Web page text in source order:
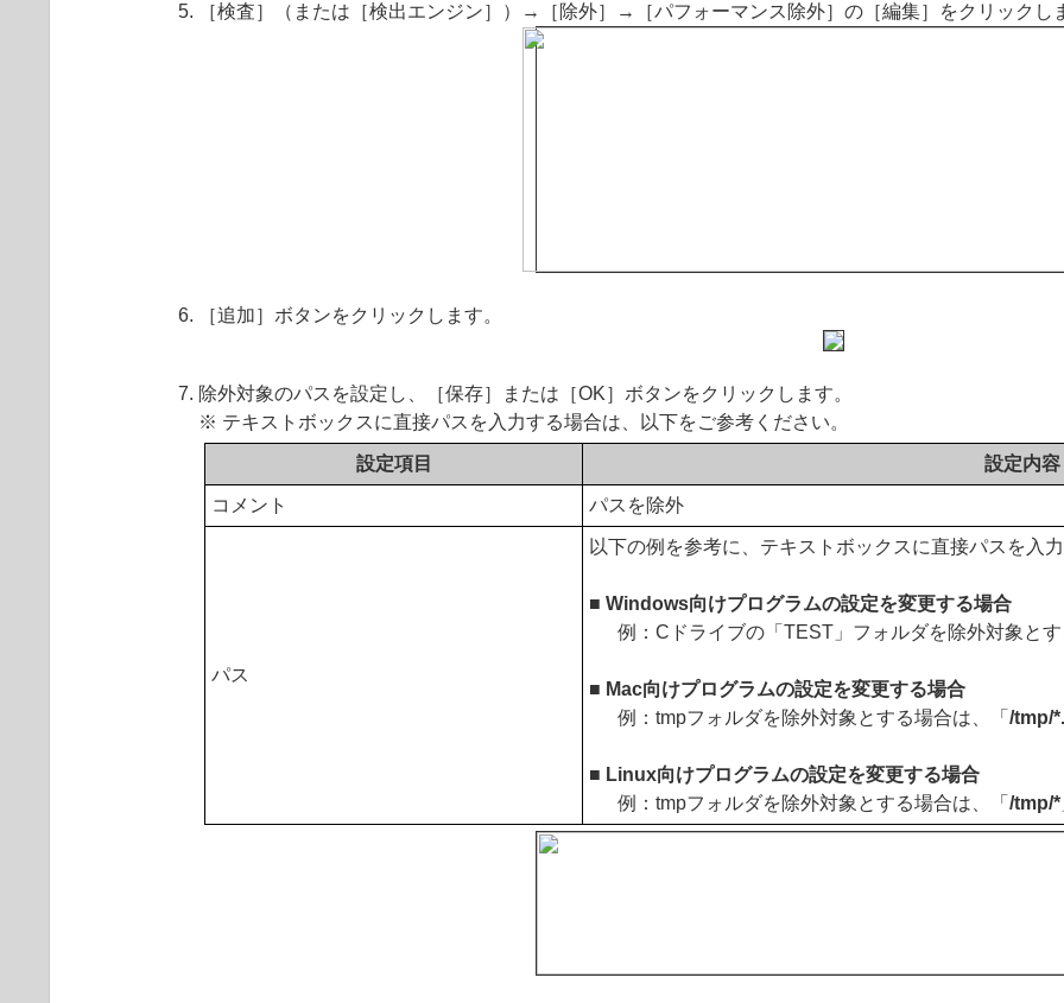
［検査］（または［検出エンジン］）→［除外］→［パフォーマンス除外］の［編集］をクリックし
［追加］ボタンをクリックします。
除外対象のパスを設定し、［保存］または［OK］ボタンをクリックします。
※ テキストボックスに直接パスを入力する場合は、以下をご参考ください。
設定項目 設定内容
コメント パスを除外
パス
以下の例を参考に、テキストボックスに直接パスを入力
■ Windows向けプログラムの設定を変更する場合
例：Cドライブの「TEST」フォルダを除外対象と
■ Mac向けプログラムの設定を変更する場合
例：tmpフォルダを除外対象とする場合は、「 /tmp/
■ Linux向けプログラムの設定を変更する場合
例：tmpフォルダを除外対象とする場合は、「 /tmp/*